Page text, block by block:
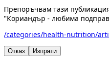
Препоръчвам тази
"Кориандър - любима
/categories/health-nutrition/
Отказ Изпрати